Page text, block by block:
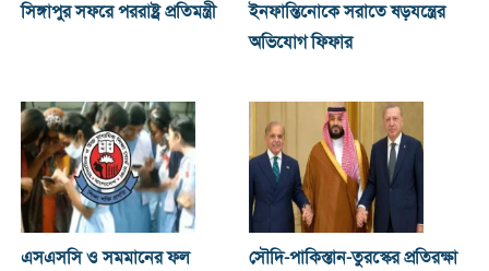
সিঙ্গাপুর সফরে পররাষ্ট্র প্রতিমন্ত্রী
ইনফান্তিনোকে সরাতে ষড়যন্ত্রের
অভিযোগ ফিফার
এসএসসি ও সমমানের ফল
সৌদি-পাকিস্তান-তুরস্কের প্রতিরক্ষা